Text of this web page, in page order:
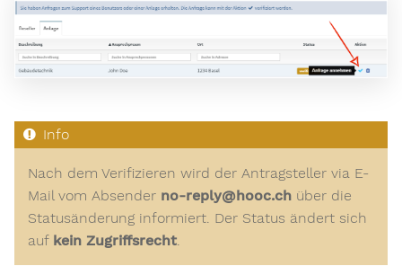
Nach dem Verifizieren wird der Antragsteller via E-
Mail vom Absender no-reply@hooc.ch über die
Statusänderung informiert. Der Status ändert sich
auf kein Zugriffsrecht.